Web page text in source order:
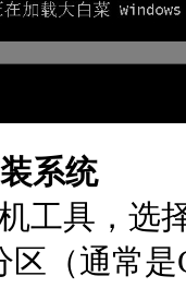
系统
工具，选
区（通常是